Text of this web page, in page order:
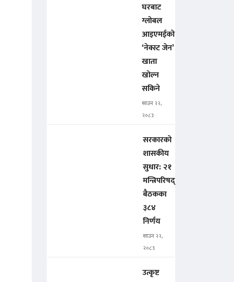
घरबाट
ग्लोबल
आइएमईको
‘नेक्स्ट जेन’
खाता
खोल्न
सकिने
साउन २२,
२०८३
सरकारको
शासकीय
सुधार: २१
मन्त्रिपरिषद्
बैठकका
३८४
निर्णय
साउन २२,
२०८३
उत्कृष्ट